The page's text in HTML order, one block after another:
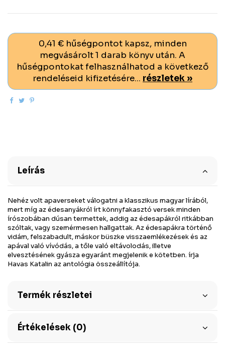
0,41 € hűségpontot kapsz, minden
megvásárolt 1 darab könyv után. A
hűségpontokat felhasználhatod a következő
rendeléseid kifizetésére... részletek »
Leírás
Nehéz volt apaverseket válogatni a klasszikus magyar lírából,
mert míg az édesanyákról írt könnyfakasztó versek minden
írószobában dúsan termettek, addig az édesapákról ritkábban
szóltak, vagy szemérmesen hallgattak. Az édesapákra történő
vidám, felszabadult, máskor büszke visszaemlékezések és az
apával való vívódás, a tőle való eltávolodás, illetve
elvesztésének gyásza egyaránt megjelenik e kötetben. írja
Havas Katalin az antológia összeállítója.
Termék részletei
Értékelések (0)